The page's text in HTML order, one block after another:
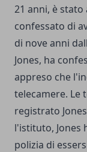
21 anni, è
confessato di
di nove anni
Jones, ha
appreso che
telecamere. Le
registrato
l'istituto, Jones
polizia di